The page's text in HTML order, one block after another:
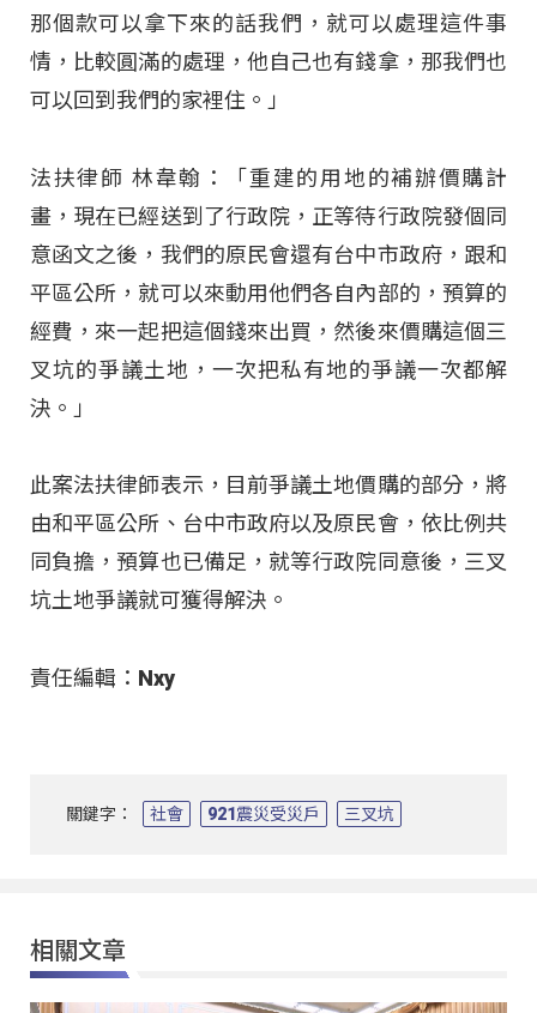
那個款可以拿下來的話我們，就可以處理這件事
情，比較圓滿的處理，他自己也有錢拿，那我們也
可以回到我們的家裡住。」
法扶律師 林韋翰：「重建的用地的補辦價購計
畫，現在已經送到了行政院，正等待行政院發個同
意函文之後，我們的原民會還有台中市政府，跟和
平區公所，就可以來動用他們各自內部的，預算的
經費，來一起把這個錢來出買，然後來價購這個三
叉坑的爭議土地，一次把私有地的爭議一次都解
決。」
此案法扶律師表示，目前爭議土地價購的部分，將
由和平區公所、台中市政府以及原民會，依比例共
同負擔，預算也已備足，就等行政院同意後，三叉
坑土地爭議就可獲得解決。
責任編輯：Nxy
關鍵字： 社會 921震災受災戶 三叉坑
相關文章